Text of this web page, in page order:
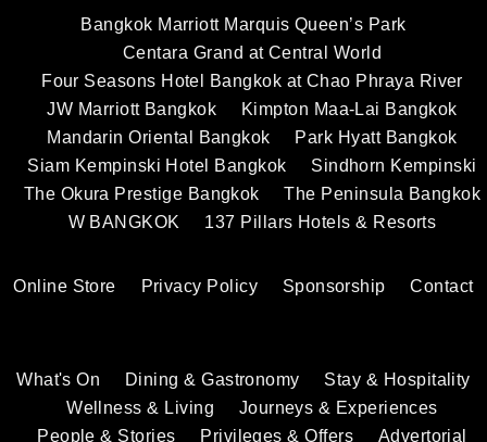
Bangkok Marriott Marquis Queen’s Park
Centara Grand at Central World
Four Seasons Hotel Bangkok at Chao Phraya River
JW Marriott Bangkok
Kimpton Maa-Lai Bangkok
Mandarin Oriental Bangkok
Park Hyatt Bangkok
Siam Kempinski Hotel Bangkok
Sindhorn Kempinski
The Okura Prestige Bangkok
The Peninsula Bangkok
W BANGKOK
137 Pillars Hotels & Resorts
Online Store Privacy Policy Sponsorship Contact
What's On Dining & Gastronomy
Stay & Hospitality
Wellness & Living
Journeys & Experiences
People & Stories
Privileges & Offers Advertorial